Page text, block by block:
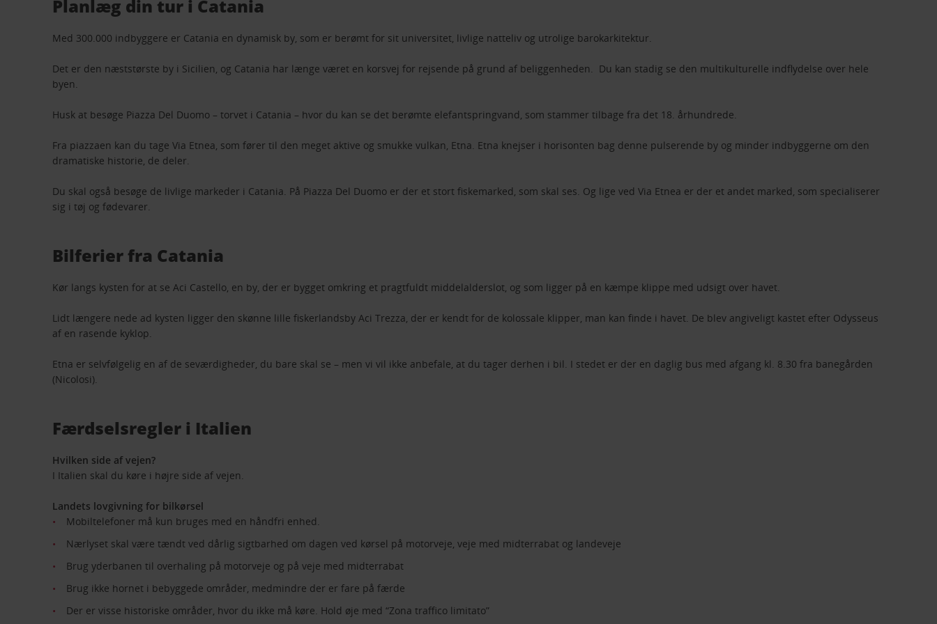
Planlæg din tur i Catania
Med 300.000 indbyggere er Catania en dynamisk by, som er berømt for sit universitet, livlige natteliv og utrolige barokarkitektur.
Det er den næststørste by i Sicilien, og Catania har længe været en korsvej for rejsende på grund af beliggenheden. Du kan stadig se den multikulturelle indflydelse over hele
byen.
Husk at besøge Piazza Del Duomo – torvet i Catania – hvor du kan se det berømte elefantspringvand, som stammer tilbage fra det 18. århundrede.
Fra piazzaen kan du tage Via Etnea, som fører til den meget aktive og smukke vulkan, Etna. Etna knejser i horisonten bag denne pulserende by og minder indbyggerne om den
dramatiske historie, de deler.
Du skal også besøge de livlige markeder i Catania. På Piazza Del Duomo er der et stort fiskemarked, som skal ses. Og lige ved Via Etnea er der et andet marked, som specialiserer
sig i tøj og fødevarer.
Bilferier fra Catania
Kør langs kysten for at se Aci Castello, en by, der er bygget omkring et pragtfuldt middelalderslot, og som ligger på en kæmpe klippe med udsigt over havet.
Lidt længere nede ad kysten ligger den skønne lille fiskerlandsby Aci Trezza, der er kendt for de kolossale klipper, man kan finde i havet. De blev angiveligt kastet efter Odysseus
af en rasende kyklop.
Etna er selvfølgelig en af de seværdigheder, du bare skal se – men vi vil ikke anbefale, at du tager derhen i bil. I stedet er der en daglig bus med afgang kl. 8.30 fra banegården
(Nicolosi).
Færdselsregler i Italien
Hvilken side af vejen?
I Italien skal du køre i højre side af vejen.
Landets lovgivning for bilkørsel
Mobiltelefoner må kun bruges med en håndfri enhed.
Nærlyset skal være tændt ved dårlig sigtbarhed om dagen ved kørsel på motorveje, veje med midterrabat og landeveje
Brug yderbanen til overhaling på motorveje og på veje med midterrabat
Brug ikke hornet i bebyggede områder, medmindre der er fare på færde
Der er visse historiske områder, hvor du ikke må køre. Hold øje med “Zona traffico limitato”